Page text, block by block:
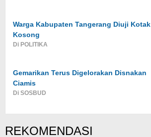
Warga Kabupaten Tangerang Diuji Kotak
Kosong
Di POLITIKA
Gemarikan Terus Digelorakan Disnakan
Ciamis
Di SOSBUD
REKOMENDASI